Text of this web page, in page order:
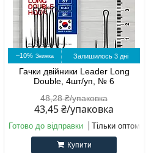
–10% Залишилось 3 дні
Гачки двійники Leader Long
Double, 4шт/уп, № 6
48,28 ₴/упаковка
43,45 ₴/упаковка
Готово до відправки Тільки оптом
Купити